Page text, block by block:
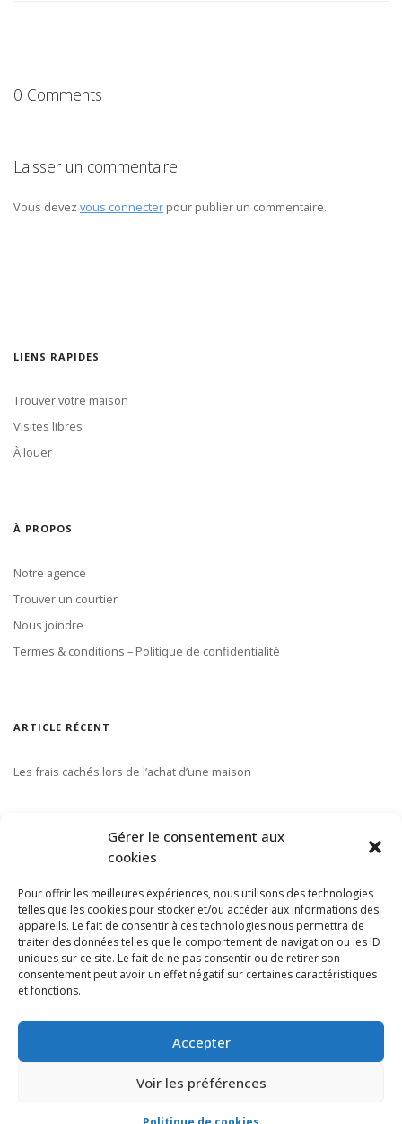
Gérer le consentement aux
cookies
Pour offrir les meilleures expériences, nous utilisons des technologies
telles que les cookies pour stocker et/ou accéder aux informations des
appareils. Le fait de consentir à ces technologies nous permettra de
traiter des données telles que le comportement de navigation ou les ID
uniques sur ce site. Le fait de ne pas consentir ou de retirer son
consentement peut avoir un effet négatif sur certaines caractéristiques
et fonctions.
Accepter
Voir les préférences
0 Comments
Laisser un commentaire
Vous devez vous connecter pour publier un commentaire.
LIENS RAPIDES
Trouver votre maison
Visites libres
À louer
À PROPOS
Notre agence
Trouver un courtier
Nous joindre
Termes & conditions – Politique de confidentialité
ARTICLE RÉCENT
Les frais cachés lors de l’achat d’une maison